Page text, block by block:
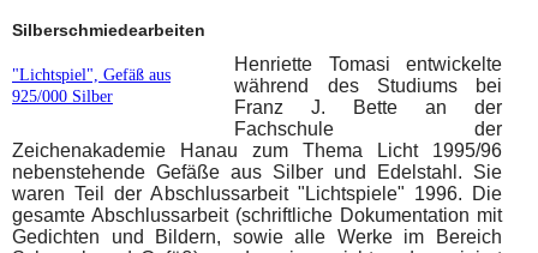
Silberschmiedearbeiten
"Lichtspiel", Gefäß aus
925/000 Silber
Henriette Tomasi entwickelte
während des Studiums bei
Franz J. Bette an der
Fachschule der
Zeichenakademie Hanau zum Thema
Licht 1995/96
nebenstehende Gefäße aus Silber und Edelstahl. Sie
waren Teil der Abschlussarbeit "Lichtspiele" 1996. Die
gesamte Abschlussarbeit (schriftliche Dokumentation mit
Gedichten und Bildern, sowie alle Werke im Bereich